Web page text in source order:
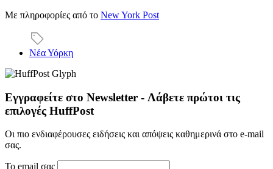
Με πληροφορίες από το New York Post
Νέα Υόρκη
Εγγραφείτε στο Newsletter - Λάβετε πρώτοι τις
επιλογές HuffPost
Οι πιο ενδιαφέρουσες ειδήσεις και απόψεις καθημερινά στο e-mail
σας.
Το email σας